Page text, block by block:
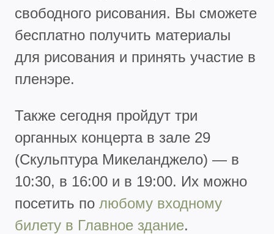
свободного рисования. Вы сможете
бесплатно получить материалы
для рисования и принять участие в
пленэре.
Также сегодня пройдут три
органных концерта в зале 29
(Скульптура Микеланджело) — в
10:30, в 16:00 и в 19:00. Их можно
посетить по любому входному
билету в Главное здание.